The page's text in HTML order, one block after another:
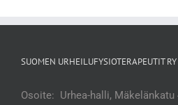
SUOMEN URHEILUFYSIOTERAPEUTIT
Osoite: Urhea-halli, Mäkelänkatu